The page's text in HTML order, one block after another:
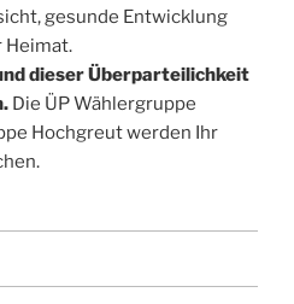
gesunde Entwicklung
Heimat.
dieser Überparteilichkeit
Die ÜP Wählergruppe
Hochgreut werden Ihr